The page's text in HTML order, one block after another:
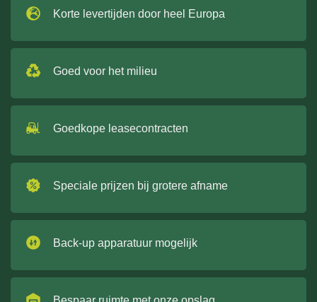
Korte levertijden door heel Europa
Goed voor het milieu
Goedkope leasecontracten
Speciale prijzen bij grotere afname
Back-up apparatuur mogelijk